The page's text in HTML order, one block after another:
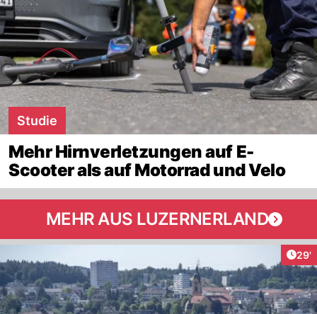
Studie
Mehr Hirnverletzungen auf E-
Scooter als auf Motorrad und Velo
MEHR AUS LUZERNERLAND
29'